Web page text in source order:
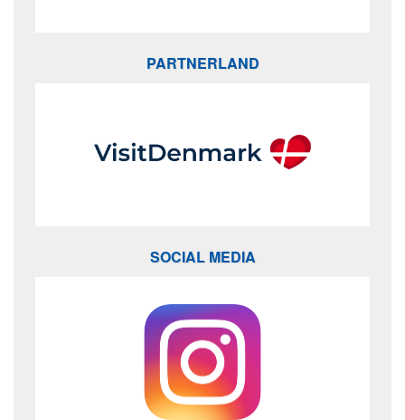
PARTNERLAND
SOCIAL MEDIA